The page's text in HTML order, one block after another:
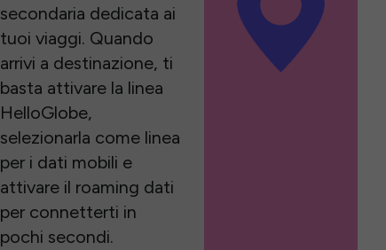
secondaria dedicata ai
tuoi viaggi. Quando
arrivi a destinazione, ti
basta attivare la linea
HelloGlobe,
selezionarla come linea
per i dati mobili e
attivare il roaming dati
per connetterti in
pochi secondi.